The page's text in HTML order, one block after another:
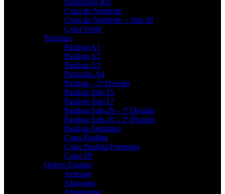
Copa do Nordeste
Copa do Nordeste – Sub-20
Copa Verde
Paulistas
Paulista A1
Paulista A2
Paulista A3
Paulistão A4
Paulista – 2ª Divisão
Paulista Sub-15
Paulista Sub-17
Paulista Sub-20 – 1ª Divisão
Paulista Sub-20 – 2ª Divisão
Paulista Feminino
Copa Paulista
Copa Paulista Feminina
Copa SP
Outros Estados
Acreano
Alagoano
Amapaense